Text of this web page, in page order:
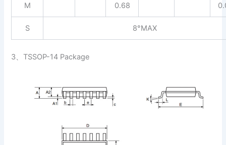
M 0.68
S 8°MAX
3、TSSOP-14 Package